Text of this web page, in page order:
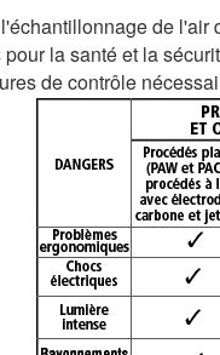
de l'air
la santé et la
de contrôle